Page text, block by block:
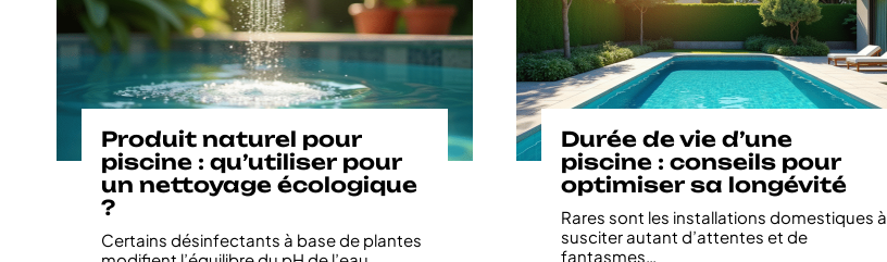
Produit naturel pour
piscine : qu’utiliser pour
un nettoyage écologique
?
Certains désinfectants à base de plantes
Durée de vie d’une
piscine : conseils pour
optimiser sa longévité
Rares sont les installations domestiques à
susciter autant d’attentes et de
fantasmes…